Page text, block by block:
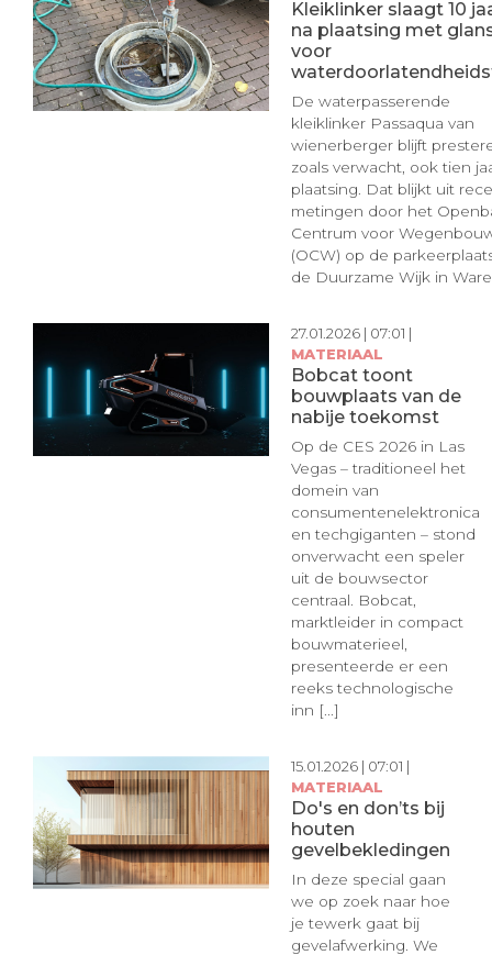
Kleiklinker slaagt 10
na plaatsing met
voor
De waterpasserende
kleiklinker Passaqua van
wienerberger blijft
zoals verwacht, ook tien
plaatsing. Dat blijkt uit
metingen door het
Centrum voor
(OCW) op de
de Duurzame Wijk in
27.01.2026 | 07:01 |
MATERIAAL
Bobcat toont
bouwplaats van de
nabije toekomst
Op de CES 2026 in Las
Vegas – traditioneel het
domein van
consumentenelektronica
en techgiganten – stond
onverwacht een speler
uit de bouwsector
centraal. Bobcat,
marktleider in compact
bouwmaterieel,
presenteerde er een
reeks technologische
inn [...]
15.01.2026 | 07:01 |
MATERIAAL
Do's en don’ts bij
houten
gevelbekledingen
In deze special gaan
we op zoek naar hoe
je tewerk gaat bij
gevelafwerking. We